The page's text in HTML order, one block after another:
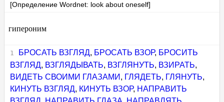
[Определение Wordnet: look about oneself]
гипероним
БРОСАТЬ ВЗГЛЯД, БРОСАТЬ ВЗОР, БРОСИТЬ
ВЗГЛЯД, ВЗГЛЯДЫВАТЬ, ВЗГЛЯНУТЬ, ВЗИРАТЬ,
ВИДЕТЬ СВОИМИ ГЛАЗАМИ , ГЛЯДЕТЬ, ГЛЯНУТЬ,
КИНУТЬ ВЗГЛЯД, КИНУТЬ ВЗОР, НАПРАВИТЬ